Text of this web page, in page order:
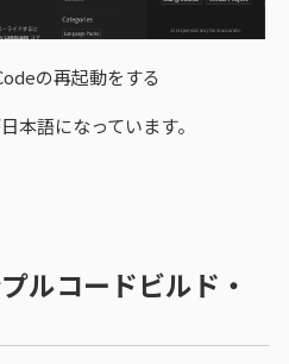
の再起動をする
本語になっています。
ルコードビルド・